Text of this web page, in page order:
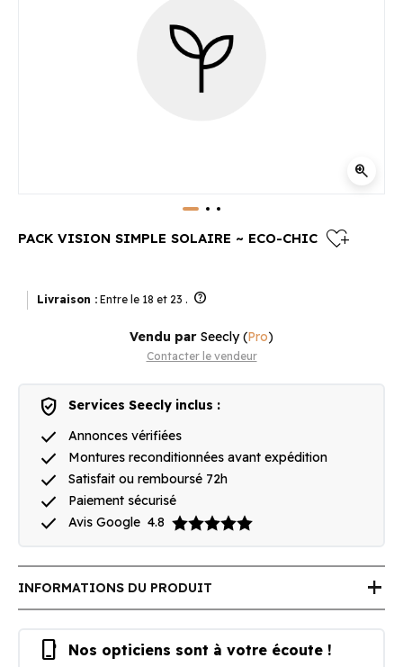
zoom_in
PACK VISION SIMPLE SOLAIRE ~ ECO-CHIC heart_plus
Livraison : Entre le 18 et 23 . help
Vendu par Seecly(Pro)
Contacter le vendeur
verified_user Services Seecly inclus :
done Annonces vérifiées
done Montures reconditionnées avant expédition
done Satisfait ou remboursé 72h
done Paiement sécurisé
done Avis Google 4.8
INFORMATIONS DU PRODUIT add
phone_iphone Nos opticiens sont à votre écoute !